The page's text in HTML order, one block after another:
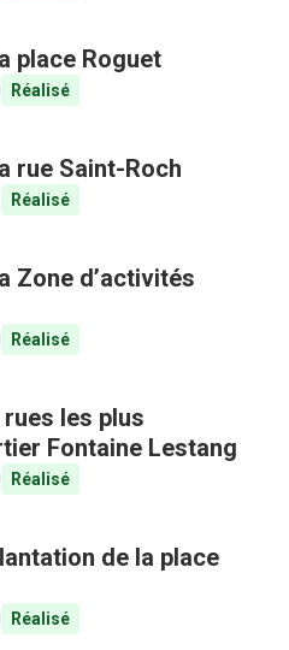
place Roguet
Réalisé
rue Saint-Roch
Réalisé
Zone d’activités
Réalisé
les plus
Fontaine Lestang
Réalisé
de la place
Réalisé